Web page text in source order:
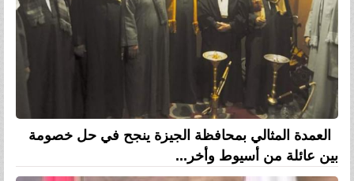
العمدة المثالي بمحافظة الجيزة ينجح في حل خصومة
بين عائلة من أسيوط وأخر...